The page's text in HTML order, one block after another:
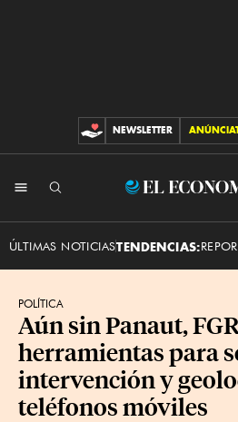
CONTRIBUCIONES
NEWSLETTER
El
ÚLTIMAS NOTICIASTENDENCIAS:
POLÍTICA
Aún sin Panaut,
herramientas para
intervención y
teléfonos móviles